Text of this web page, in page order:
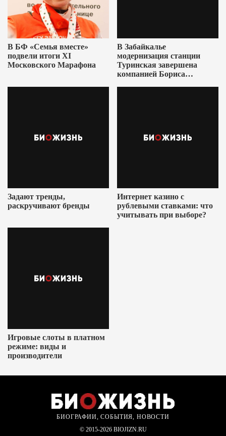
В БФ «Семья вместе»
подвели итоги XI
Московского Марафона
В Забайкалье
модернизация станции
Туринская завершена
компанией Бориса
Задают тренды,
раскручивают бренды
Интернет казино с
рублевыми ставками: что
учитывать при выборе?
Игровые слоты в платном
режиме: виды и
производители
БИОГРАФИИ, СОБЫТИЯ, НОВОСТИ
© 2015-2026 BIOJIZN.RU